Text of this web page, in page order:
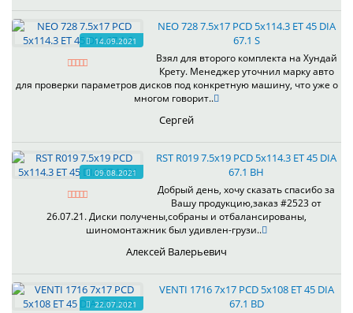
14.09.2021
NEO 728 7.5x17 PCD 5x114.3 ET 45 DIA
67.1 S
Взял для второго комплекта на Хундай
Крету. Менеджер уточнил марку авто
для проверки параметров дисков под конкретную машину, что уже о
многом говорит..
Сергей
09.08.2021
RST R019 7.5x19 PCD 5x114.3 ET 45 DIA
67.1 BH
Добрый день, хочу сказать спасибо за
Вашу продукцию,заказ #2523 от
26.07.21. Диски получены,собраны и отбалансированы,
шиномонтажник был удивлен-грузи..
Алексей Валерьевич
22.07.2021
VENTI 1716 7x17 PCD 5x108 ET 45 DIA
67.1 BD